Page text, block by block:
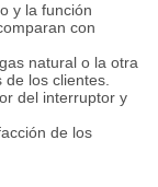
y la función
con
natural o la otra
los clientes.
del interruptor y
de los